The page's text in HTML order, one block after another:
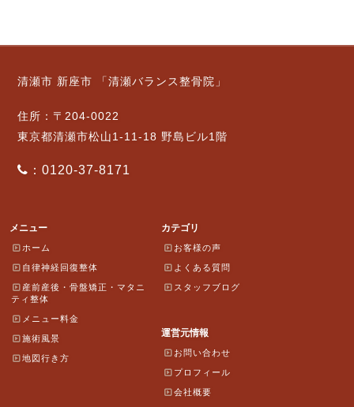
清瀬市 新座市 「清瀬バランス整骨院」
住所：〒204-0022
東京都清瀬市松山1-11-18 野島ビル1階
：0120-37-8171
メニュー
ホーム
自律神経回復整体
産前産後・骨盤矯正・マタニ
ティ整体
メニュー料金
施術風景
地図行き方
カテゴリ
お客様の声
よくある質問
スタッフブログ
運営元情報
お問い合わせ
プロフィール
会社概要